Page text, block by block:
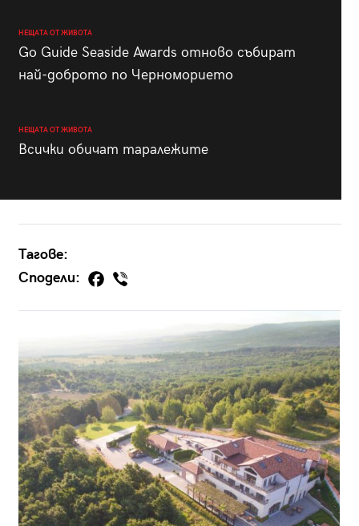
НЕЩАТА ОТ ЖИВОТА
Go Guide Seaside Awards отново събират
най-доброто по Черноморието
НЕЩАТА ОТ ЖИВОТА
Всички обичат таралежите
Тагове:
Сподели: